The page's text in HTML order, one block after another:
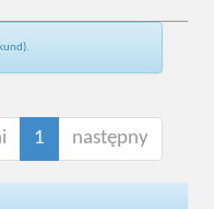
1 następny